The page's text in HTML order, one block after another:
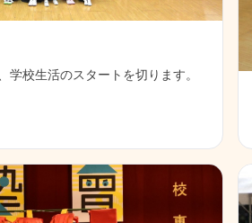
学校生活のスタートを切ります。